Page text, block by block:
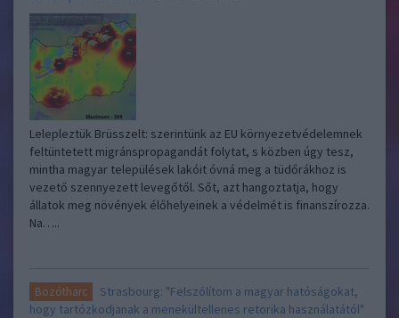
Lelepleztük Brüsszelt: szerintünk az EU környezetvédelemnek
feltüntetett migránspropagandát folytat, s közben úgy tesz,
mintha magyar települések lakóit óvná meg a tüdőrákhoz is
vezető szennyezett levegőtől. Sőt, azt hangoztatja, hogy
állatok meg növények élőhelyeinek a védelmét is finanszírozza.
Na…..
Bozótharc
Strasbourg: "Felszólítom a magyar hatóságokat,
hogy tartózkodjanak a menekültellenes retorika használatától"